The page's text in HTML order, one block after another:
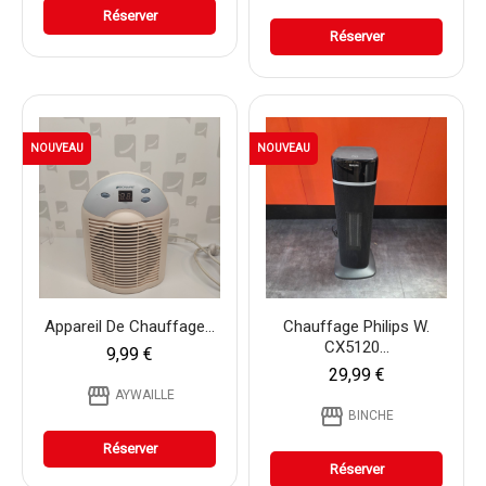
Réserver
Réserver
Appareil De Chauffage...
9,99 €
storefront AYWAILLE
Réserver
NOUVEAU
Chauffage Philips W.
CX5120...
29,99 €
storefront BINCHE
Réserver
NOUVEAU